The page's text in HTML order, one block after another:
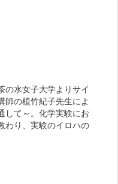
の水女子大学よりサイ
師の植竹紀子先生によ
して～。化学実験にお
わり、実験のイロハの